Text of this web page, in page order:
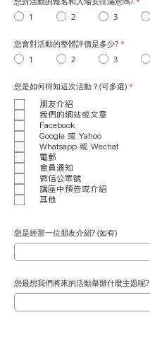
1
2 3
您會對活動的整體評價是多少? *
1
2 3
您是如何得知這次活動？(可多選) *
朋友介紹
我們的網站或文章
Facebook
Google 或 Yahoo
Whatsapp 或 Wechat
電郵
會員通知
微信公眾號
講座中預告或介紹
其他
您是經那一位朋友介紹? (如有)
您最想我們將來的活動舉辦什麼主題呢?